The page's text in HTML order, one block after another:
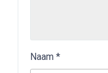
Naam *